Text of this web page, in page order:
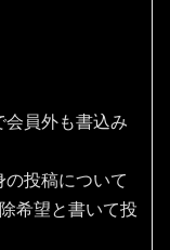
会員外も書込み
投稿について
希望と書いて投